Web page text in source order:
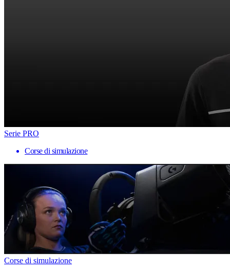
Serie PRO
Corse di simulazione
Corse di simulazione